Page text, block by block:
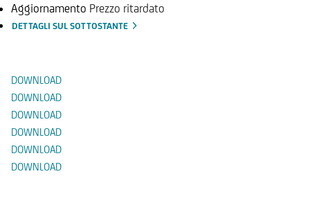
Aggiornamento Prezzo ritardato
DETTAGLI SUL SOTTOSTANTE
DOWNLOAD
DOWNLOAD
DOWNLOAD
DOWNLOAD
DOWNLOAD
DOWNLOAD